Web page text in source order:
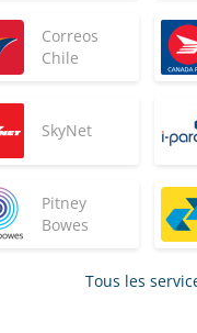
Correos
Chile
SkyNet
Pitney
Bowes
Tous les